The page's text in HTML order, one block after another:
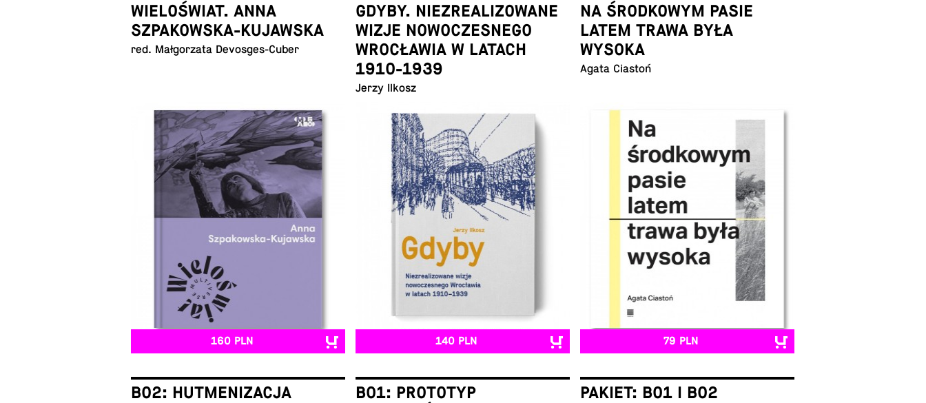
WIELOŚWIAT. ANNA
SZPAKOWSKA-KUJAWSKA
red. Mał­go­rza­ta Devosges-Cuber
160 PLN
GDYBY. NIEZREALIZOWANE
WIZJE NOWOCZESNEGO
WROCŁAWIA W LATACH
1910-1939
Jerzy Ilkosz
140 PLN
NA ŚRODKOWYM PASIE
LATEM TRAWA BYŁA
WYSOKA
Agata Ciastoń
79 PLN
B02: HUTMENIZACJA
B01: PROTOTYP
PAKIET: B01 I B02